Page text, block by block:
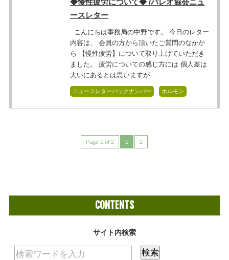
ースレター
こんにちは事務局の中野です。 今日のレター
内容は、 会員の方から頂いたご質問のなかか
ら 【慢性疲労】について取り上げていただき
ました。 疲労についての感じ方には 個人差は
大いにあるとは思いますが ...
ニュースレターバックナンバー ホルモン
Page 1 of 2 1 2
CONTENTS
サイト内検索